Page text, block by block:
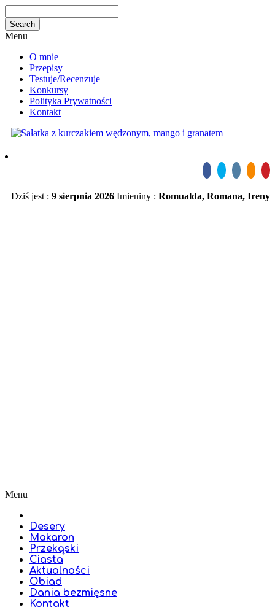
Menu
O mnie
Przepisy
Testuje/Recenzuje
Konkursy
Polityka Prywatności
Kontakt
Dziś jest : 9 sierpnia 2026 Imieniny : Romualda, Romana, Ireny
Menu
Desery
Makaron
Przekąski
Ciasta
Aktualności
Obiad
Dania bezmięsne
Kontakt